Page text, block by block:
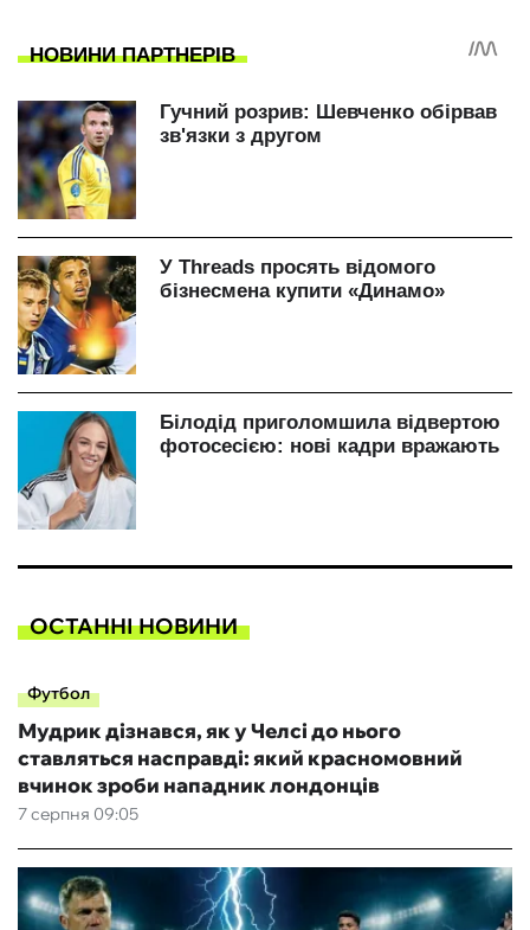
ОСТАННІ НОВИНИ
Футбол
7 серпня 09:05
Мудрик дізнався, як у Челсі до нього
ставляться насправді: який красномовний
вчинок зроби нападник лондонців